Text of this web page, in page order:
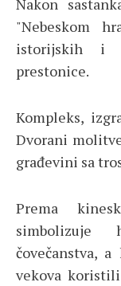
"Nebeskom
istorijskih i
prestonice.
Kompleks,
Dvorani
građevini sa
Prema
čovečanstva,
vekova